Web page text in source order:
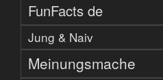
FunFacts de
Jung & Naiv
Meinungsmache